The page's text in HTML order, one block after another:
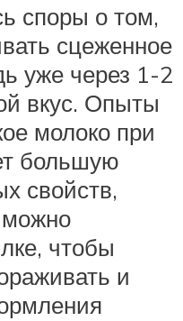
споры о том,
сцеженное
уже через 1-2
вкус. Опыты
молоко при
большую
свойств,
можно
чтобы
и